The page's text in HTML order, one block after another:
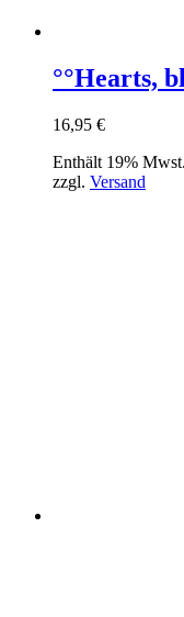
°°Hearts,
16,95 €
Enthält 19% Mwst.
zzgl. Versand